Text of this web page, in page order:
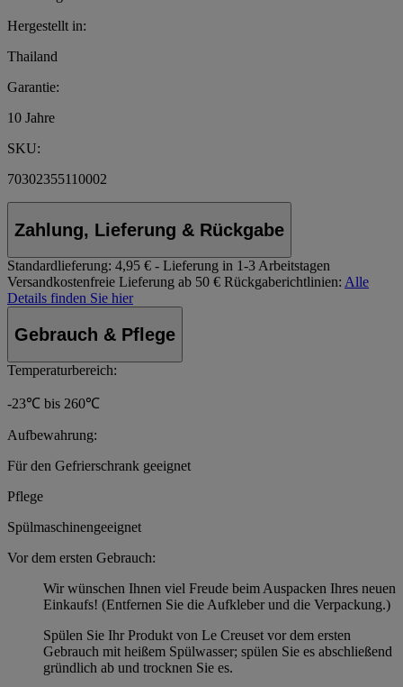
Hergestellt in:
Thailand
Garantie:
10 Jahre
SKU:
70302355110002
Zahlung, Lieferung & Rückgabe
Standardlieferung: 4,95 € - Lieferung in 1-3 Arbeitstagen
Versandkostenfreie Lieferung ab 50 € Rückgaberichtlinien: Alle
Details finden Sie hier
Gebrauch & Pflege
Temperaturbereich:
-23℃ bis 260℃
Aufbewahrung:
Für den Gefrierschrank geeignet
Pflege
Spülmaschinengeeignet
Vor dem ersten Gebrauch:
Wir wünschen Ihnen viel Freude beim Auspacken Ihres neuen
Einkaufs! (Entfernen Sie die Aufkleber und die Verpackung.)
Spülen Sie Ihr Produkt von Le Creuset vor dem ersten
Gebrauch mit heißem Spülwasser; spülen Sie es abschließend
gründlich ab und trocknen Sie es.